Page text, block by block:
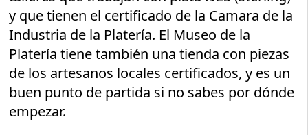
y que tienen el certificado de la Camara de la
Industria de la Platería. El Museo de la
Platería tiene también una tienda con piezas
de los artesanos locales certificados, y es un
buen punto de partida si no sabes por dónde
empezar.